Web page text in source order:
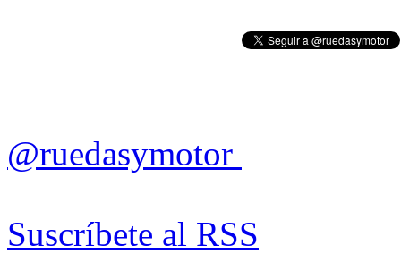
@ruedasymotor
Suscríbete al RSS